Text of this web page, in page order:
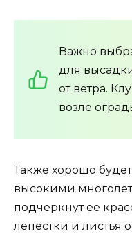
Важно
для
от ветра.
возле
Также хорошо
высокими
подчеркнут ее
лепестки и листья